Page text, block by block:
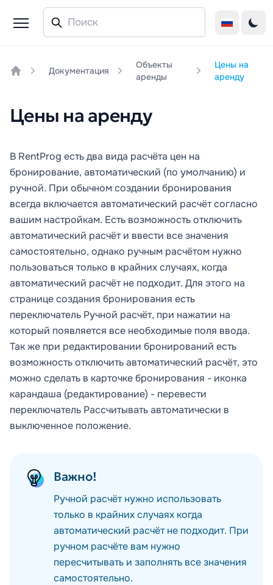
Документация
Объекты
аренды
Цены на
аренду
Цены на аренду
В RentProg есть два вида расчёта цен на
бронирование, автоматический (по умолчанию) и
ручной. При обычном создании бронирования
всегда включается автоматический расчёт согласно
вашим настройкам. Есть возможность отключить
автоматический расчёт и ввести все значения
самостоятельно, однако ручным расчётом нужно
пользоваться только в крайних случаях, когда
автоматический расчёт не подходит. Для этого на
странице создания бронирования есть
переключатель Ручной расчёт, при нажатии на
который появляется все необходимые поля ввода.
Так же при редактировании бронирований есть
возможность отключить автоматический расчёт, это
можно сделать в карточке бронирования - иконка
карандаша (редактирование) - перевести
переключатель Рассчитывать автоматически в
выключенное положение.
Важно!
Ручной расчёт нужно использовать
только в крайних случаях когда
автоматический расчёт не подходит. При
ручном расчёте вам нужно
пересчитывать и заполнять все значения
самостоятельно.